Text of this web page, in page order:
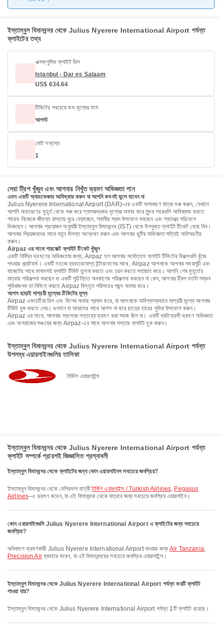
ইস্তাম্বুল বিমানবন্দর থেকে Julius Nyerere International Airport পর্যন্ত
ফ্লাইটের তথ্য
এক্সক্লুসিভ ফ্লাইট ডিল
Istanbul - Dar es Salaam
US$ 634.64
টিকিটের সবচেয়ে কম মূল্যের মাস
আগস্ট
মোট গন্তব্য
1
সেরা ট্রিপ খুঁজুন এবং আপনার নিখুঁত ভ্রমণ অভিজ্ঞতা পান
এমন একটি অ্যাডভেঞ্চার আবিষ্কার করুন যা আপনি কখনই ভুলে যাবেন না
Julius Nyerere International Airport (DAR)-এর একটি অসাধারণ যাত্রা শুরু করুন, যেখানে
আপনি অবতরণের মুহূর্ত থেকে শুরু করে শ্বাসরুদ্ধকর দৃশ্যের অফার করে সুন্দর শহরগুলি আবিষ্কার করতে
পারেন৷ নিজেকে জীবন্ত রাস্তায় ঘুরে বেড়াচ্ছেন, স্থানীয় স্বাদ উপভোগ করছেন এবং স্বতন্ত্র পরিবেশে
ভিজছেন। আপনার প্রয়োজন অনুযায়ী ইস্তাম্বুল বিমানবন্দর (IST) থেকে উপযুক্ত ফ্লাইট টিকেট বেছে নিন।
আপনার প্রিয়জনদের সাথে নতুন দিগন্ত অন্বেষণ করুন এবং আপনার ছুটির অভিজ্ঞতা সত্যিই অবিস্মরণীয়
করুন।
Airpaz এর সাথে পারফেক্ট ফ্লাইট টিকেট খুঁজুন
একটি নির্বিঘ্ন ভ্রমণের অভিজ্ঞতার জন্য, Airpaz হল আপনার সর্বোত্তম ফ্লাইট টিকিটের বিকল্পগুলি খুঁজে
পাওয়ার প্ল্যাটফর্ম। একটি সহজে ব্যবহারযোগ্য ইন্টারফেসের সাথে, Airpaz আপনাকে আপনার সময়সূচী এবং
বাজেটের সাথে মানানসই ফ্লাইট টিকিট তুলনা করতে এবং চয়ন করতে সহায়তা করে। আপনি শেষ মুহূর্তের
যাত্রার পরিকল্পনা করছেন বা একটি সুচিন্তিত অবকাশের পরিকল্পনা করছেন না কেন, আপনার ট্রিপ যতটা সম্ভব
সুবিধাজনক তা নিশ্চিত করতে Airpaz বিস্তৃত পরিসরের পছন্দ অফার করে।
আপস ছাড়াই সাশ্রয়ী মূল্যের টিকিটের মূল্য
Airpaz একচেটিয়া ডিল এবং বিশেষ অফার প্রদান করে, যা আপনাকে অবিশ্বাস্যভাবে সাশ্রয়ী মূল্যে আপনার
টিকিট বুক করতে দেয়। গুণমান বা আরামের সাথে আপস না করে ছাড়ের হারের সুবিধা উপভোগ করুন।
Airpaz এর সাথে, আপনার স্বপ্নের গন্তব্যে ভ্রমণ করা সহজ ছিল না। একটি ব্যতিক্রমী ভ্রমণ অভিজ্ঞতা
এবং অপরাজেয় সঞ্চয়ের জন্য Airpaz-এর সাথে আপনার সস্তার ফ্লাইট বুক করুন।
ইস্তাম্বুল বিমানবন্দর থেকে Julius Nyerere International Airport পর্যন্ত
উপলব্ধ এয়ারলাইনগুলির তালিকা
টার্কিশ এয়ারলাইন্স
ইস্তাম্বুল বিমানবন্দর থেকে Julius Nyerere International Airport পর্যন্ত
ফ্লাইট সম্পর্কে প্রায়শই জিজ্ঞাসিত প্রশ্নাবলী
ইস্তাম্বুল বিমানবন্দর থেকে ফ্লাইটের জন্য কোন এয়ারলাইনস সবচেয়ে জনপ্রিয়?
ইস্তাম্বুল বিমানবন্দর থেকে বেশিরভাগ যাত্রীটার্কিশ এয়ারলাইন্স / Turkish Airlines, Pegasus
Airlines–এ ভ্রমণ করেন, যা এই বিমানবন্দর থেকে যাত্রার জন্য সবচেয়ে জনপ্রিয় এয়ারলাইন।
কোন এয়ারলাইনগুলি Julius Nyerere International Airport এ ফ্লাইটের জন্য সবচেয়ে
জনপ্রিয়?
অধিকাংশ ভ্রমণকারী Julius Nyerere International Airport যাওয়ার জন্যAir Tanzania,
Precision Airব্যবহার করেন, যা এই বিমানবন্দরের সবচেয়ে জনপ্রিয় এয়ারলাইন্স।
ইস্তাম্বুল বিমানবন্দর থেকে Julius Nyerere International Airport পর্যন্ত কয়টি ফ্লাইট
পাওয়া যায়?
ইস্তাম্বুল বিমানবন্দর থেকে Julius Nyerere International Airport পর্যন্ত 1টি ফ্লাইট রয়েছে।